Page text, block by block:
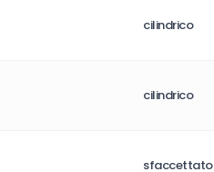
cilindrico
cilindrico
sfaccettato